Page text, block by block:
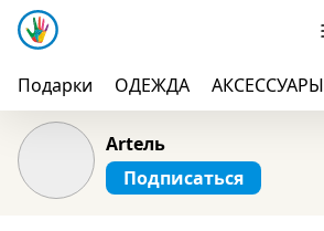
Подарки ОДЕЖДА АКСЕССУАРЫ
Artель
Подписаться